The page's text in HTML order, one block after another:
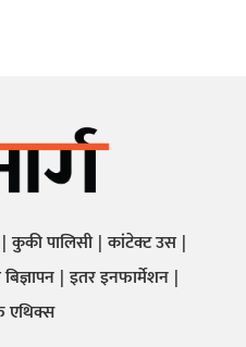
कुकी पालिसी कांटेक्ट उस
इतर इनफार्मेशन